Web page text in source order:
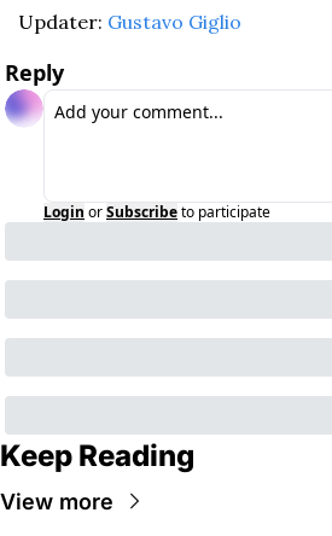
Updater: Gustavo Giglio
Reply
Login orSubscribeto participate
Keep Reading
View more